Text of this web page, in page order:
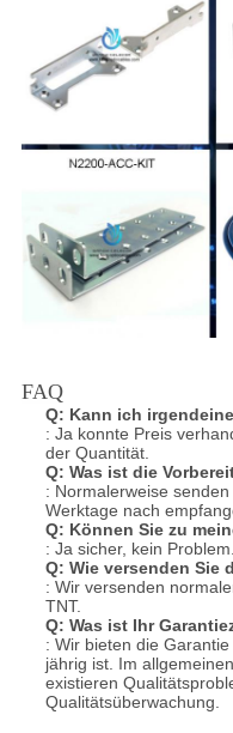
FAQ
Q: Kann ich
: Ja konnte Preis
der Quantität.
Q: Was ist die
: Normalerweise
Werktage nach
Q: Können Sie zu
: Ja sicher, kein Problem.
Q: Wie versenden Sie
: Wir versenden
TNT.
Q: Was ist Ihr
: Wir bieten die
jährig ist. Im
existieren
Qualitätsüberwachung.